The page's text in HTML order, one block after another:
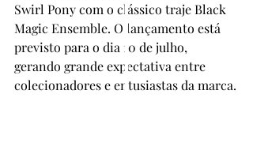
Swirl Pony com o clássico traje Black
Magic Ensemble. O lançamento está
previsto para o dia 10 de julho,
gerando grande expectativa entre
colecionadores e entusiastas da marca.